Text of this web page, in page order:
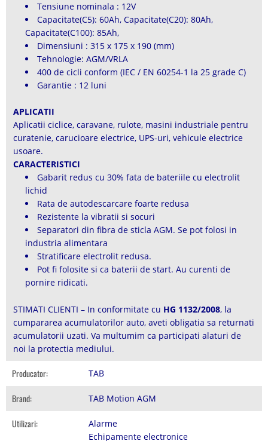
Tensiune nominala : 12V
Capacitate(C5): 60Ah, Capacitate(C20): 80Ah,
Capacitate(C100): 85Ah,
Dimensiuni : 315 x 175 x 190 (mm)
Tehnologie: AGM/VRLA
400 de cicli conform (IEC / EN 60254-1 la 25 grade C)
Garantie : 12 luni
APLICATII
Aplicatii ciclice, caravane, rulote, masini industriale pentru
curatenie, carucioare electrice, UPS-uri, vehicule electrice
usoare.
CARACTERISTICI
Gabarit redus cu 30% fata de bateriile cu electrolit
lichid
Rata de autodescarcare foarte redusa
Rezistente la vibratii si socuri
Separatori din fibra de sticla AGM. Se pot folosi in
industria alimentara
Stratificare electrolit redusa.
Pot fi folosite si ca baterii de start. Au curenti de
pornire ridicati.
STIMATI CLIENTI – In conformitate cu HG 1132/2008, la
cumpararea acumulatorilor auto, aveti obligatia sa returnati
acumulatorii uzati. Va multumim ca participati alaturi de
noi la protectia mediului.
Producator: TAB
Brand: TAB Motion AGM
Utilizari:
Alarme
Echipamente electronice